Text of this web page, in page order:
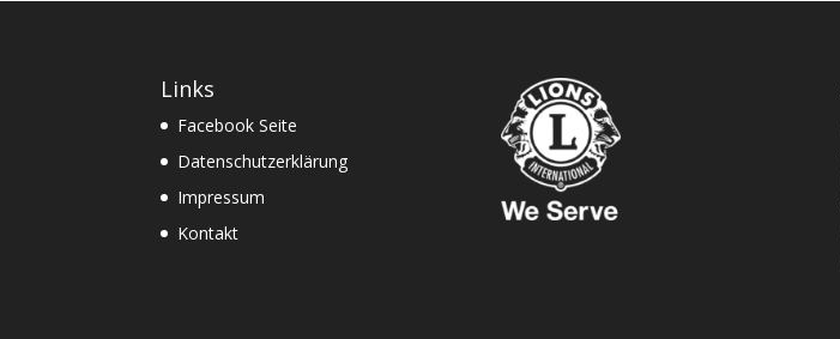
Links
Facebook Seite
Datenschutzerklärung
Impressum
Kontakt